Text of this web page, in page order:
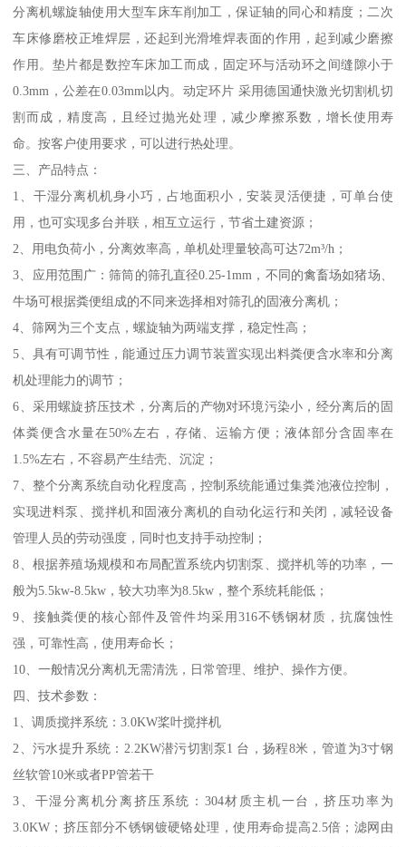
分离机螺旋轴使用大型车床车削加工，保证轴的同心和精度；二次
车床修磨校正堆焊层，还起到光滑堆焊表面的作用，起到减少磨擦
作用。垫片都是数控车床加工而成，固定环与活动环之间缝隙小于
0.3mm，公差在0.03mm以内。动定环片 采用德国通快激光切割机切
割而成，精度高，且经过抛光处理，减少摩擦系数，增长使用寿
命。按客户使用要求，可以进行热处理。
三、产品特点：
1、干湿分离机机身小巧，占地面积小，安装灵活便捷，可单台使
用，也可实现多台并联，相互立运行，节省土建资源；
2、用电负荷小，分离效率高，单机处理量较高可达72m³/h；
3、应用范围广：筛筒的筛孔直径0.25-1mm，不同的禽畜场如猪场、
牛场可根据粪便组成的不同来选择相对筛孔的固液分离机；
4、筛网为三个支点，螺旋轴为两端支撑，稳定性高；
5、具有可调节性，能通过压力调节装置实现出料粪便含水率和分离
机处理能力的调节；
6、采用螺旋挤压技术，分离后的产物对环境污染小，经分离后的固
体粪便含水量在50%左右，存储、运输方便；液体部分含固率在
1.5%左右，不容易产生结壳、沉淀；
7、整个分离系统自动化程度高，控制系统能通过集粪池液位控制，
实现进料泵、搅拌机和固液分离机的自动化运行和关闭，减轻设备
管理人员的劳动强度，同时也支持手动控制；
8、根据养殖场规模和布局配置系统内切割泵、搅拌机等的功率，一
般为5.5kw-8.5kw，较大功率为8.5kw，整个系统耗能低；
9、接触粪便的核心部件及管件均采用316不锈钢材质，抗腐蚀性
强，可靠性高，使用寿命长；
10、一般情况分离机无需清洗，日常管理、维护、操作方便。
四、技术参数：
1、调质搅拌系统：3.0KW桨叶搅拌机
2、污水提升系统：2.2KW潜污切割泵1 台，扬程8米，管道为3寸钢
丝软管10米或者PP管若干
3、干湿分离机分离挤压系统：304材质主机一台，挤压功率为
3.0KW；挤压部分不锈钢镀硬铬处理，使用寿命提高2.5倍；滤网由